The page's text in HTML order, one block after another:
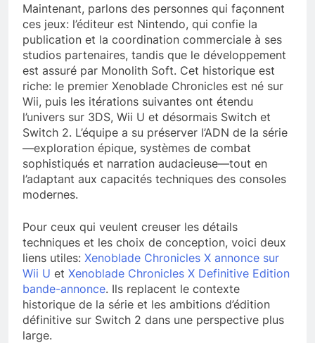
Maintenant, parlons des personnes qui façonnent
ces jeux: l’éditeur est Nintendo, qui confie la
publication et la coordination commerciale à ses
studios partenaires, tandis que le développement
est assuré par Monolith Soft. Cet historique est
riche: le premier Xenoblade Chronicles est né sur
Wii, puis les itérations suivantes ont étendu
l’univers sur 3DS, Wii U et désormais Switch et
Switch 2. L’équipe a su préserver l’ADN de la série
—exploration épique, systèmes de combat
sophistiqués et narration audacieuse—tout en
l’adaptant aux capacités techniques des consoles
modernes.
Pour ceux qui veulent creuser les détails
techniques et les choix de conception, voici deux
liens utiles: Xenoblade Chronicles X annonce sur
Wii U et Xenoblade Chronicles X Definitive Edition
bande-annonce. Ils replacent le contexte
historique de la série et les ambitions d’édition
définitive sur Switch 2 dans une perspective plus
large.